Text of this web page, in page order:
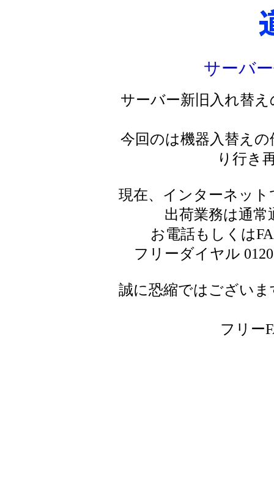
サーバ
サーバー新旧入れ替
今回のは機器入替え
り行き
現在、インターネッ
出荷業務は通
お電話もしくは
フリーダイヤル
誠に恐縮ではござい
フリー